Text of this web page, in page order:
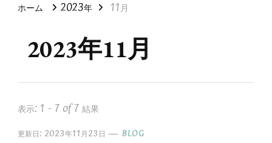
ホーム 2023年 11月
2023年11月
表示: 1 - 7 of 7 結果
更新日: 2023年11月23日 BLOG